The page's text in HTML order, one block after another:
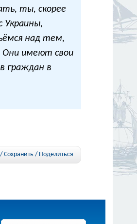
ты, скорее
Украины,
над тем,
Они имеют свои
граждан в
Сохранить / Поделиться